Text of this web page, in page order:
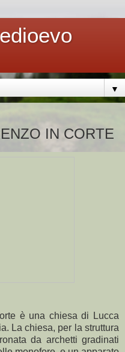
▼
IN CORTE
è una chiesa di Lucca
La chiesa, per la struttura
da archetti gradinati